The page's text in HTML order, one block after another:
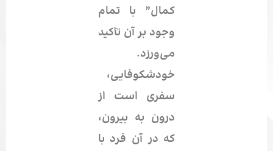
کمال” با تمام
وجود بر آن تأکید
می‌ورزد.
خودشکوفایی،
سفری است از
درون به بیرون،
که در آن فرد با